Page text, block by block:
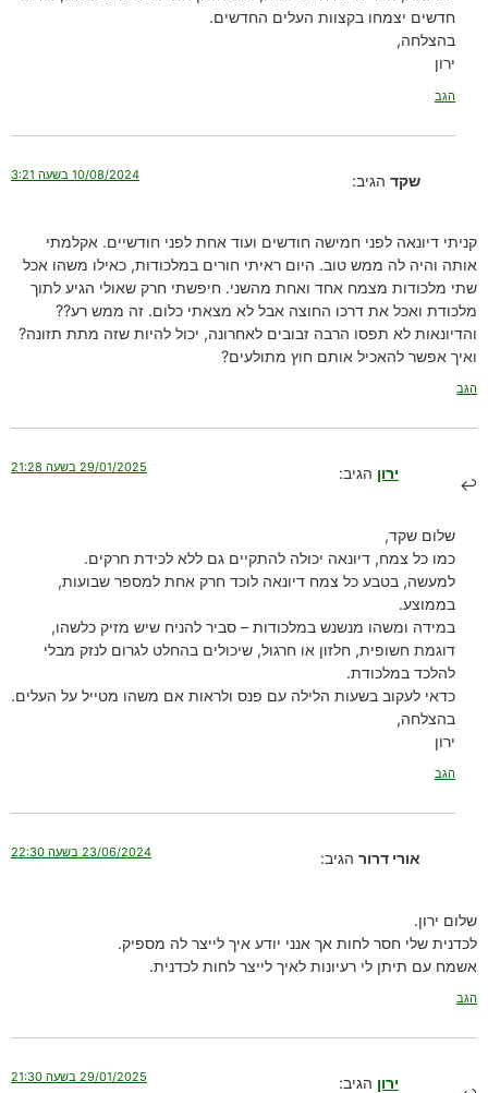
חדשים יצמחו בקצוות העלים החדשים.
בהצלחה,
ירון
הגב
שקד הגיב: 10/08/2024 בשעה 3:21
קניתי דיונאה לפני חמישה חודשים ועוד אחת לפני חודשיים. אקלמתי
אותה והיה לה ממש טוב. היום ראיתי חורים במלכודות, כאילו משהו אכל
שתי מלכודות מצמח אחד ואחת מהשני. חיפשתי חרק שאולי הגיע לתוך
מלכודת ואכל את דרכו החוצה אבל לא מצאתי כלום. זה ממש רע??
והדיונאות לא תפסו הרבה זבובים לאחרונה, יכול להיות שזה מתת תזונה?
ואיך אפשר להאכיל אותם חוץ מתולעים?
הגב
ירון הגיב: 29/01/2025 בשעה 21:28
שלום שקד,
כמו כל צמח, דיונאה יכולה להתקיים גם ללא לכידת חרקים.
למעשה, בטבע כל צמח דיונאה לוכד חרק אחת למספר שבועות,
בממוצע.
במידה ומשהו מנשנש במלכודות – סביר להניח שיש מזיק כלשהו,
דוגמת חשופית, חלזון או חרגול, שיכולים בהחלט לגרום לנזק מבלי
להלכד במלכודת.
כדאי לעקוב בשעות הלילה עם פנס ולראות אם משהו מטייל על העלים.
בהצלחה,
ירון
הגב
אורי דרור הגיב: 23/06/2024 בשעה 22:30
שלום ירון.
לכדנית שלי חסר לחות אך אנני יודע איך לייצר לה מספיק.
אשמח עם תיתן לי רעיונות לאיך לייצר לחות לכדנית.
הגב
ירון הגיב: 29/01/2025 בשעה 21:30